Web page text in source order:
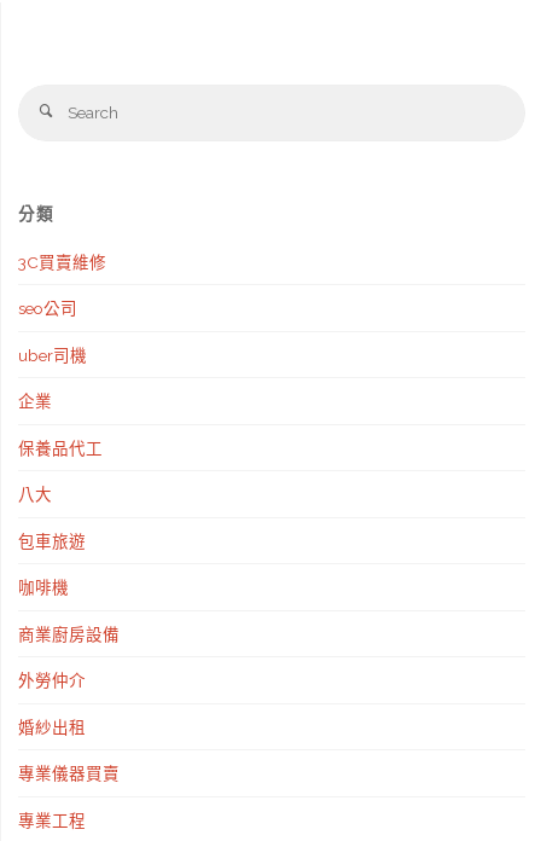
Search
分類
3C買賣維修
seo公司
uber司機
企業
保養品代工
八大
包車旅遊
咖啡機
商業廚房設備
外勞仲介
婚紗出租
專業儀器買賣
專業工程